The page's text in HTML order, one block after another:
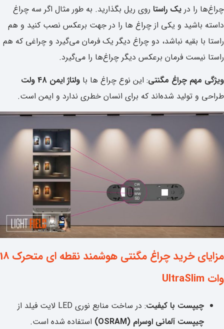
چراغ‌ها را در یک راستا روی ریل بگذارید. به طور مثال اگر سه چراغ
داسته باشید و یکی از چراغ ها را در جهت برعکس نصب کنید و هم
راستا با بقیه نباشد، دو چراغ دیگر یک فرمان می‌گیرد و چراغی که هم
راستا نیست فرمان برعکس دیگر چراغ‌ها را می‌گیرد.
ویژگی مهم چراغ مگنتی: این نوع چراغ ها با ولتاژ ایمن 48 ولت
طراحی و تولید شده‌اند که برای انسان خطری ندارد و ایمن است.
مزایای خرید چراغ مگنتی هوشمند نقطه ای متحرک 18
وات UltraSlim
چیپست با کیفیت: در ساخت منابع نوری LED لایت فیلد از
چیپست آلمانی اوسرام (OSRAM)
استفاده شده است.